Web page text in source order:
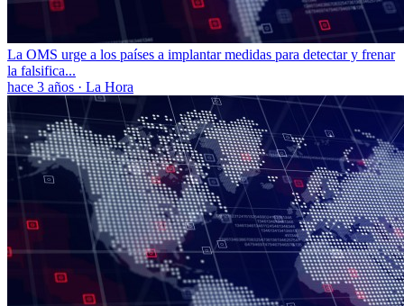
La OMS urge a los países a implantar medidas para detectar y frenar
la falsifica...
hace 3 años · La Hora